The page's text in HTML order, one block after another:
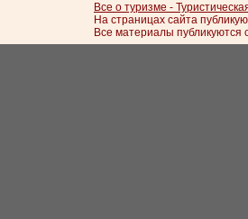
Все о туризме -
На страницах сайта
Все материалы публикуются